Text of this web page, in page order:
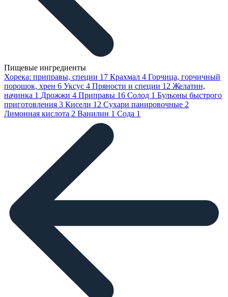
Пищевые ингредиенты
Хорека: приправы, специи 17 Крахмал 4 Горчица, горчичный
порошок, хрен 6 Уксус 4 Пряности и специи 12 Желатин,
начинка 1 Дрожжи 4 Приправы 16 Солод 1 Бульоны быстрого
приготовления 3 Кисели 12 Сухари панировочные 2
Лимонная кислота 2 Ванилин 1 Сода 1